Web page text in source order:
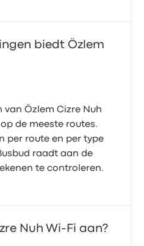
biedt Özlem
van Özlem Cizre Nuh
de meeste routes.
per route en per type
raadt aan de
te controleren.
Nuh Wi‑Fi aan?